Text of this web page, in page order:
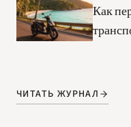
Как
ЧИТАТЬ ЖУРНАЛ